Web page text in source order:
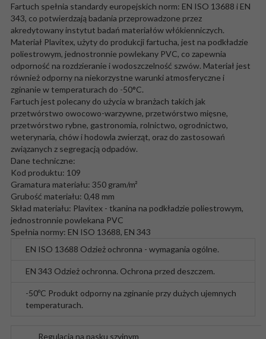
Fartuch spełnia standardy europejskich norm: EN ISO 13688 i EN
343, co potwierdzają badania przeprowadzone przez
akredytowany instytut badań materiałów włókienniczych.
Materiał Plavitex, użyty do produkcji fartucha, jest na podkładzie
poliestrowym, jednostronnie powlekany PVC, co zapewnia
odporność na rozdzieranie i wodoszczelność szwów. Materiał jest
również odporny na niekorzystne warunki atmosferyczne i
zginanie w temperaturach do -50°C.
Fartuch jest polecany do użycia w branżach takich jak
przetwórstwo owocowo-warzywne, przetwórstwo mięsne,
przetwórstwo rybne, gastronomia, rolnictwo, ogrodnictwo,
weterynaria, chów i hodowla zwierząt, oraz do zastosowań
związanych z segregacją odpadów.
Dane techniczne:
Kod produktu: 109
Gramatura materiału: 350 gram/m²
Grubość materiału: 0,48 mm
Skład materiału: Plavitex - tkanina na podkładzie poliestrowym,
jednostronnie powlekana PVC
Spełnia normy: EN ISO 13688, EN 343
EN ISO 13688 Odzież ochronna - wymagania ogólne.
EN 343 Odzież ochronna. Ochrona przed deszczem.
-50ºC Produkt odporny na zginanie przy dużych ujemnych
temperaturach.
Regulacja na pasku szyjnym